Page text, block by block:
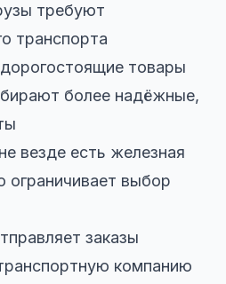
требуют
транспорта
товары
более надёжные,
везде есть железная
ограничивает выбор
заказы
компанию